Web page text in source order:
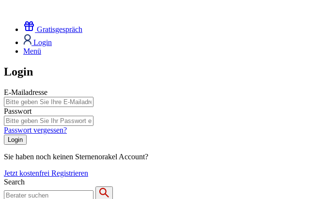
Gratisgespräch
Login
Menü
Login
E-Mailadresse
Passwort
Passwort vergessen?
Login
Sie haben noch keinen Sternenorakel Account?
Jetzt kostenfrei Registrieren
Search